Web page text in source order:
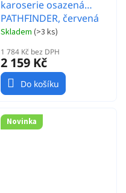
karoserie osazená
PATHFINDER, červená
Skladem (>3 ks)
1 784 Kč bez DPH
2 159 Kč
Do košíku
Novinka